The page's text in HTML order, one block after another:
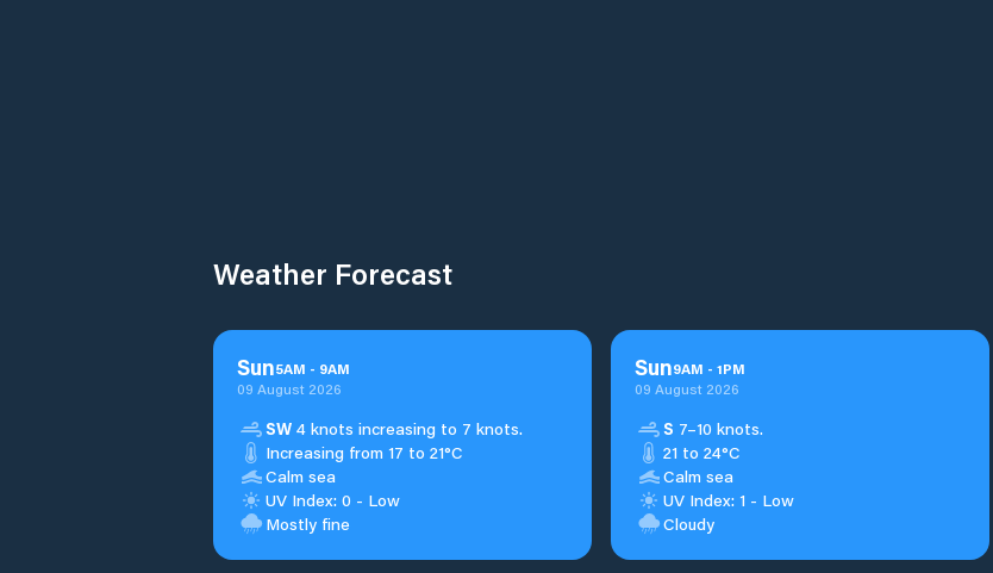
Weather Forecast
Sun5AM - 9AM
09 August 2026
SW 4 knots increasing to 7 knots.
Increasing from 17 to 21°C
Calm sea
UV Index: 0 - Low
Mostly fine
Sun9AM - 1PM
09 August 2026
S 7–10 knots.
21 to 24°C
Calm sea
UV Index: 1 - Low
Cloudy